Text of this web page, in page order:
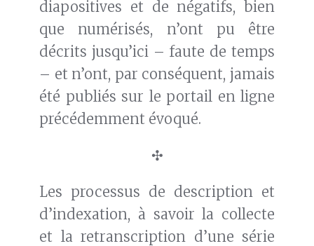
diapositives et de négatifs, bien
que numérisés, n’ont pu être
décrits jusqu’ici – faute de temps
– et n’ont, par conséquent, jamais
été publiés sur le portail en ligne
précédemment évoqué.
✣
Les processus de description et
d’indexation, à savoir la collecte
et la retranscription d’une série